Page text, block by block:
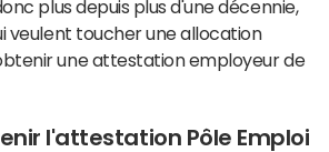
plus depuis plus d'une décennie,
veulent toucher une allocation
une attestation employeur de
l'attestation Pôle Emploi